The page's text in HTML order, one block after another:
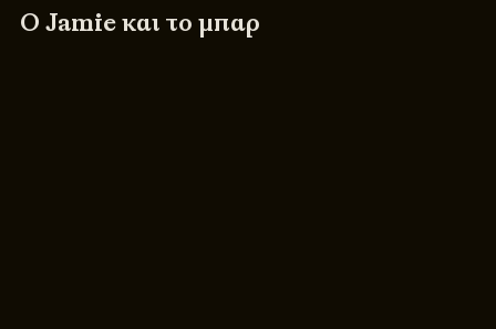
Ο Jamie και το μπαρ